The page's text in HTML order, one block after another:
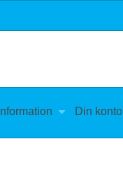
Information Din konto